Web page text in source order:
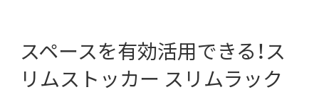
スペースを有効活用できる！ス
リムストッカー スリムラック